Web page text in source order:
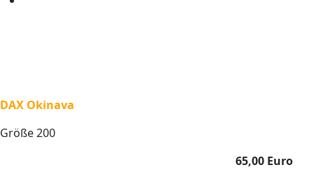
DAX Okinava
Größe 200
65,00 Euro